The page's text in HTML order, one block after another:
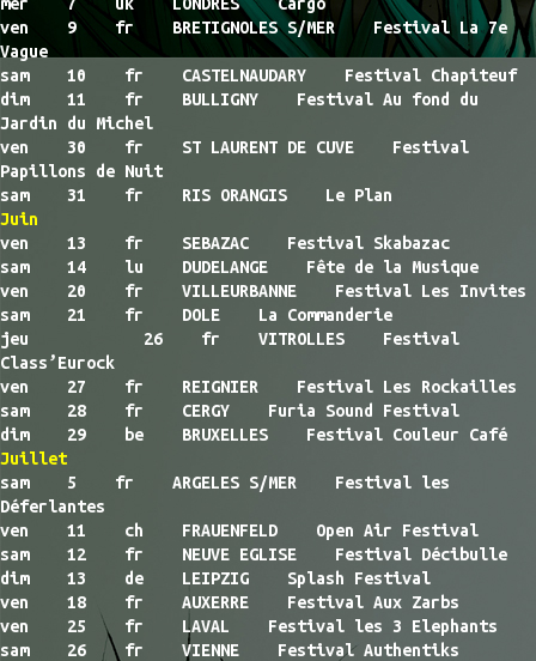
ven 9 fr BRETIGNOLES S/MER Festival La 7e
Vague
sam 10 fr CASTELNAUDARY Festival Chapiteuf
dim 11 fr BULLIGNY Festival Au fond du
Jardin du Michel
ven 30 fr ST LAURENT DE CUVE Festival
Papillons de Nuit
sam 31 fr RIS ORANGIS Le Plan
Juin
ven 13 fr SEBAZAC Festival Skabazac
sam 14 lu DUDELANGE Fête de la Musique
ven 20 fr VILLEURBANNE Festival Les Invites
sam 21 fr DOLE La Commanderie
jeu 26 fr VITROLLES Festival
Class’Eurock
ven 27 fr REIGNIER Festival Les Rockailles
sam 28 fr CERGY Furia Sound Festival
dim 29 be BRUXELLES Festival Couleur Café
Juillet
sam 5 fr ARGELES S/MER Festival les
Déferlantes
ven 11 ch FRAUENFELD Open Air Festival
sam 12 fr NEUVE EGLISE Festival Décibulle
dim 13 de LEIPZIG Splash Festival
ven 18 fr AUXERRE Festival Aux Zarbs
ven 25 fr LAVAL Festival les 3 Elephants
sam 26 fr VIENNE Festival Authentiks